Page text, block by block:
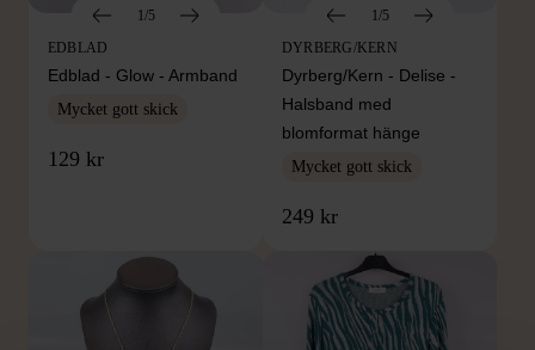
1/5
EDBLAD
Edblad - Glow - Armband
Mycket gott skick
129 kr
1/5
DYRBERG/KERN
Dyrberg/Kern - Delise -
Halsband med
blomformat hänge
Mycket gott skick
249 kr